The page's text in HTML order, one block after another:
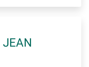
JEAN